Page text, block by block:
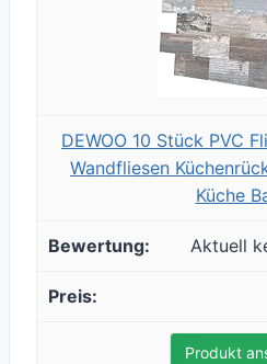
DEWOO 10 Stück PVC
Wandfliesen
Küche
Aktuell
Produkt